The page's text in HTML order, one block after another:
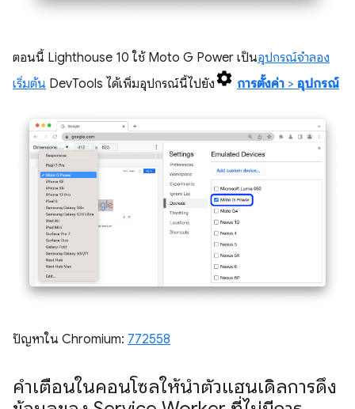
ตอนนี้ Lighthouse 10 ใช้ Moto G Power เป็นอุปกรณ์จำลอง
เริ่มต้น DevTools ได้เพิ่มอุปกรณ์นี้ไปยัง การตั้งค่า > อุปกรณ์
ปัญหาใน Chromium: 772558
คำเตือนในคอนโซลให้นำตัวแฮนเดิลการดึง